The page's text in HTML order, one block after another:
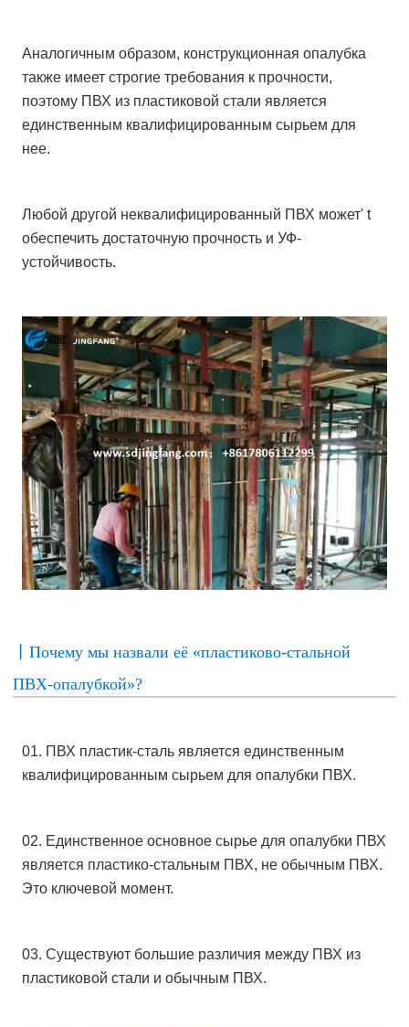
Аналогичным образом, конструкционная опалубка
также имеет строгие требования к прочности,
поэтому ПВХ из пластиковой стали является
единственным квалифицированным сырьем для
нее.
Любой другой неквалифицированный ПВХ может' t
обеспечить достаточную прочность и УФ-
устойчивость.
丨Почему мы назвали её «пластиково-стальной
ПВХ-опалубкой»?
01. ПВХ пластик-сталь является единственным
квалифицированным сырьем для опалубки ПВХ.
02. Единственное основное сырье для опалубки ПВХ
является пластико-стальным ПВХ, не обычным ПВХ.
Это ключевой момент.
03. Существуют большие различия между ПВХ из
пластиковой стали и обычным ПВХ.